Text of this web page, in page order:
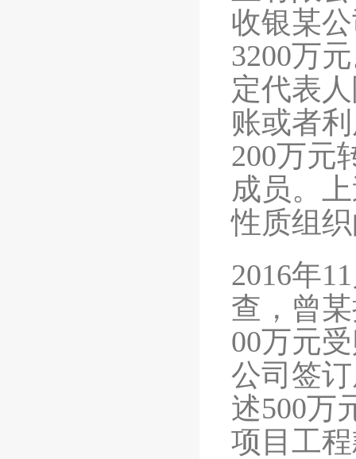
收银某
3200万
定代表
账或者
200万元
成员。
性质组
2016年
查，曾
00万元
公司签
述500万
项目工